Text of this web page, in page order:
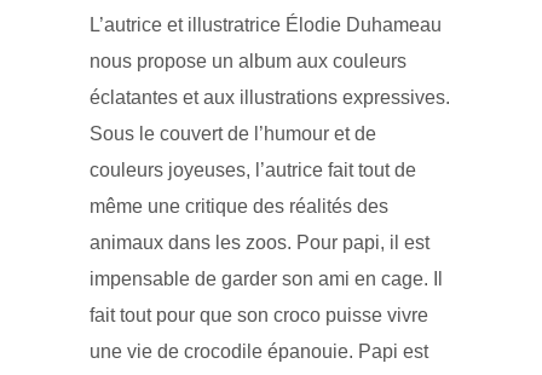
L’autrice et illustratrice Élodie Duhameau
nous propose un album aux couleurs
éclatantes et aux illustrations expressives.
Sous le couvert de l’humour et de
couleurs joyeuses, l’autrice fait tout de
même une critique des réalités des
animaux dans les zoos. Pour papi, il est
impensable de garder son ami en cage. Il
fait tout pour que son croco puisse vivre
une vie de crocodile épanouie. Papi est